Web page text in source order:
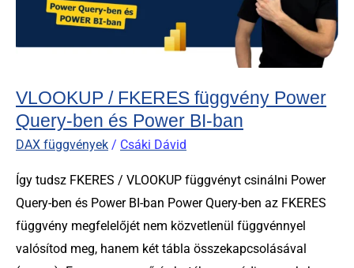
VLOOKUP / FKERES függvény Power
Query-ben és Power BI-ban
DAX függvények / Csáki Dávid
Így tudsz FKERES / VLOOKUP függvényt csinálni Power
Query-ben és Power BI-ban Power Query-ben az FKERES
függvény megfelelőjét nem közvetlenül függvénnyel
valósítod meg, hanem két tábla összekapcsolásával
ben
Power
BI-
ban